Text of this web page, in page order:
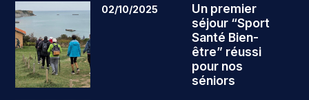
02/10/2025
Un premier
séjour “Sport
Santé Bien-
être” réussi
pour nos
séniors